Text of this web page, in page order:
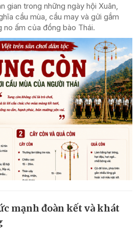
gian trong những ngày hội Xuân,
cầu mùa, cầu may và gửi gắm
ấm của đồng bào Thái.
mạnh đoàn kết và khát